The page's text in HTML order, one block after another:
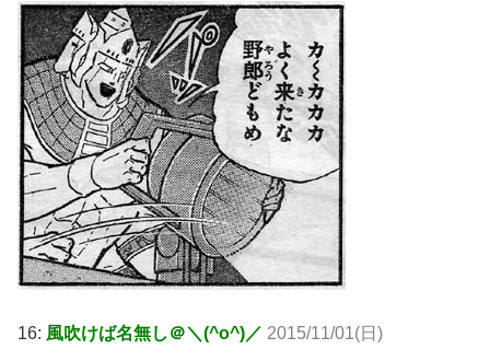
16: 風吹けば名無し＠＼(^o^)／ 2015/11/01(日)